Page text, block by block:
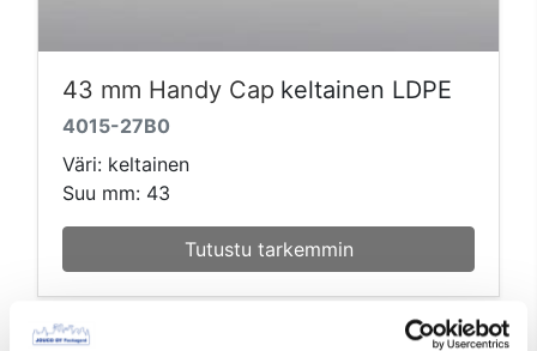
43 mm Handy Cap keltainen LDPE
4015-27B0
Väri: keltainen
Suu mm: 43
Tutustu tarkemmin